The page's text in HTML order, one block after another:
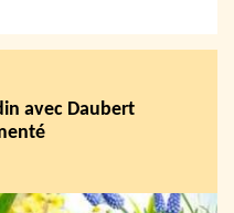
avec Daubert